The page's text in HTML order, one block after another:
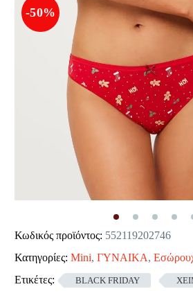
-50%
Κωδικός προϊόντος: 552119202746
Κατηγορίες: Mini, ΓΥΝΑΙΚΑ,
Ετικέτες:
BLACK FRIDAY